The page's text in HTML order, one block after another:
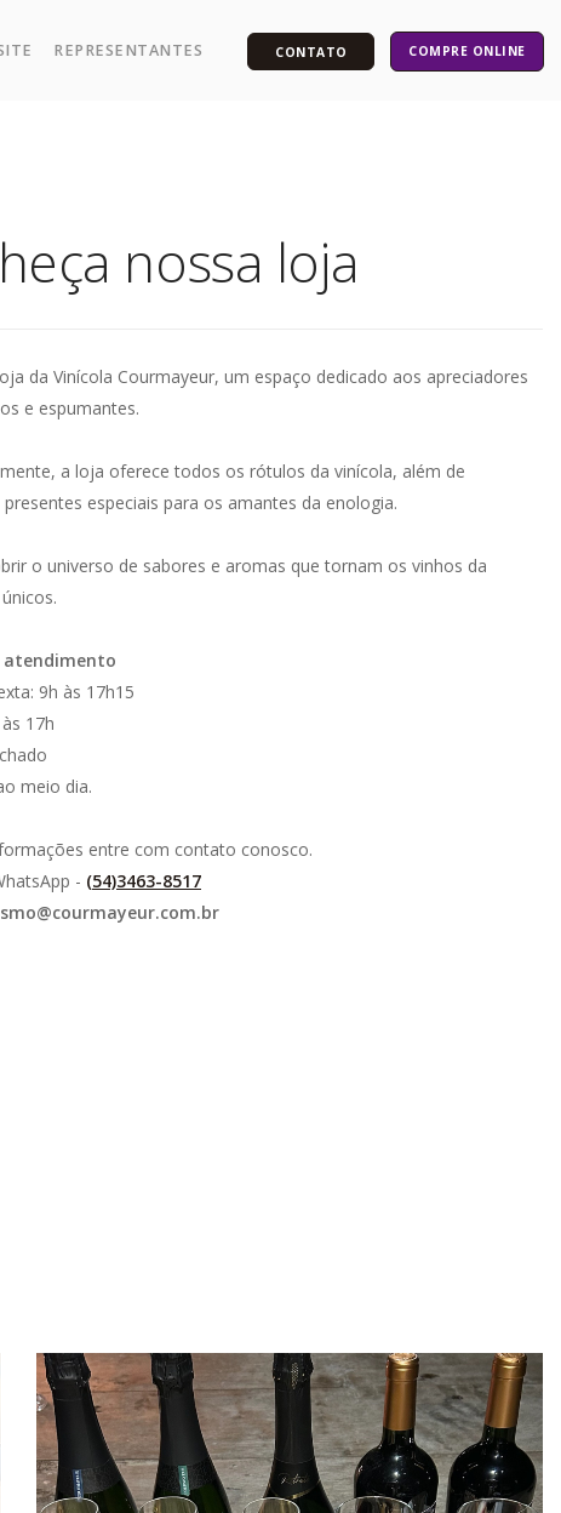
REPRESENTANTES CONTATO COMPRE ONLINE
nossa loja
da Vinícola Courmayeur, um espaço dedicado aos apreciadores
e espumantes.
a loja oferece todos os rótulos da vinícola, além de
especiais para os amantes da enologia.
o universo de sabores e aromas que tornam os vinhos da
atendimento
9h às 17h15
17h
meio dia.
entre com contato conosco.
- (54)3463-8517